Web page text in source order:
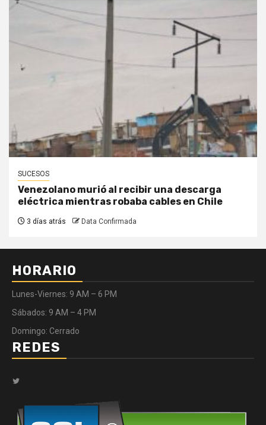
SUCESOS
Venezolano murió al recibir una descarga
eléctrica mientras robaba cables en Chile
3 días atrás Data Confirmada
HORARIO
Lunes-Viernes: 9 AM – 6 PM
Sábados: 9 AM – 4 PM
Domingo: Cerrado
REDES
Twitter